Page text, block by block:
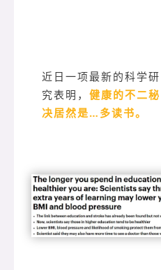
近日一项最新的科学研
究表明， 健康的不二秘
决居然是…多读书。